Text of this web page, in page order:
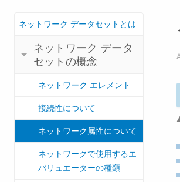
ネットワーク データセットとは
ネットワーク データ
セットの概念
ネットワーク エレメント
接続性について
ネットワーク属性について
ネットワークで使用するエ
バリュエーターの種類